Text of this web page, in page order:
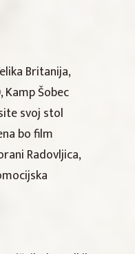
Britanija,
Kamp Šobec
svoj stol
bo film
Radovljica,